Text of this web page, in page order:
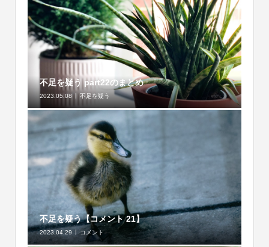
不足を疑う part22のまとめ
2023.05.08 不足を疑う
不足を疑う【コメント 21】
2023.04.29 コメント